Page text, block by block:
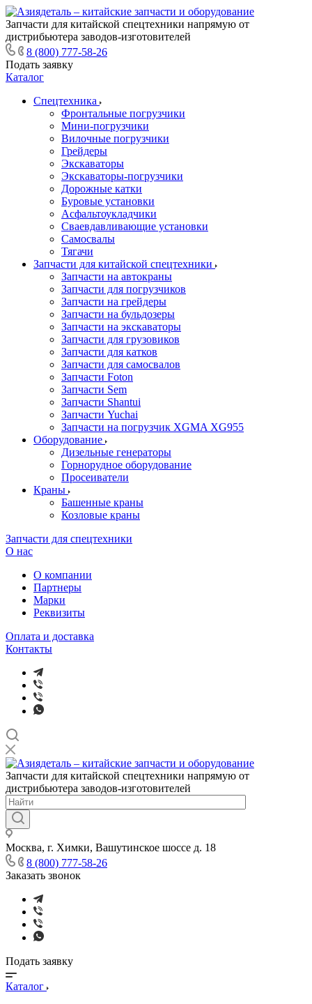
Запчасти для китайской спецтехники напрямую от
дистрибьютера заводов-изготовителей
8 (800) 777-58-26
Подать заявку
Каталог
Спецтехника
Фронтальные погрузчики
Мини-погрузчики
Вилочные погрузчики
Грейдеры
Экскаваторы
Экскаваторы-погрузчики
Дорожные катки
Буровые установки
Асфальтоукладчики
Сваевдавливающие установки
Самосвалы
Тягачи
Запчасти для китайской спецтехники
Запчасти на автокраны
Запчасти для погрузчиков
Запчасти на грейдеры
Запчасти на бульдозеры
Запчасти на экскаваторы
Запчасти для грузовиков
Запчасти для катков
Запчасти для самосвалов
Запчасти Foton
Запчасти Sem
Запчасти Shantui
Запчасти Yuchai
Запчасти на погрузчик XGMA XG955
Оборудование
Дизельные генераторы
Горнорудное оборудование
Просеиватели
Краны
Башенные краны
Козловые краны
Запчасти для спецтехники
О нас
О компании
Партнеры
Марки
Реквизиты
Оплата и доставка
Контакты
Запчасти для китайской спецтехники напрямую от
дистрибьютера заводов-изготовителей
Москва, г. Химки, Вашутинское шоссе д. 18
8 (800) 777-58-26
Заказать звонок
Подать заявку
Каталог